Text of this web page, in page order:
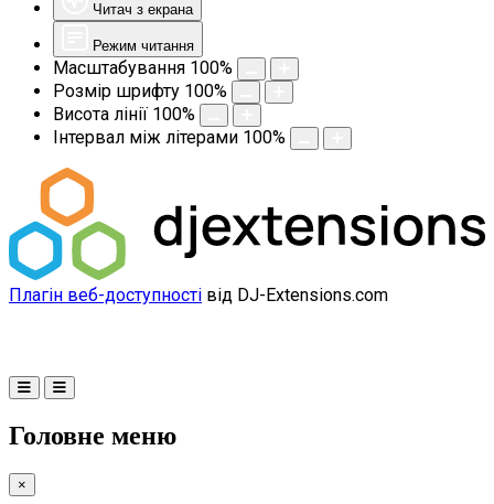
Читач з екрана
Режим читання
Масштабування 100%
Розмір шрифту 100%
Висота лінії 100%
Інтервал між літерами 100%
Плагін веб-доступності від DJ-Extensions.com
Головне меню
×